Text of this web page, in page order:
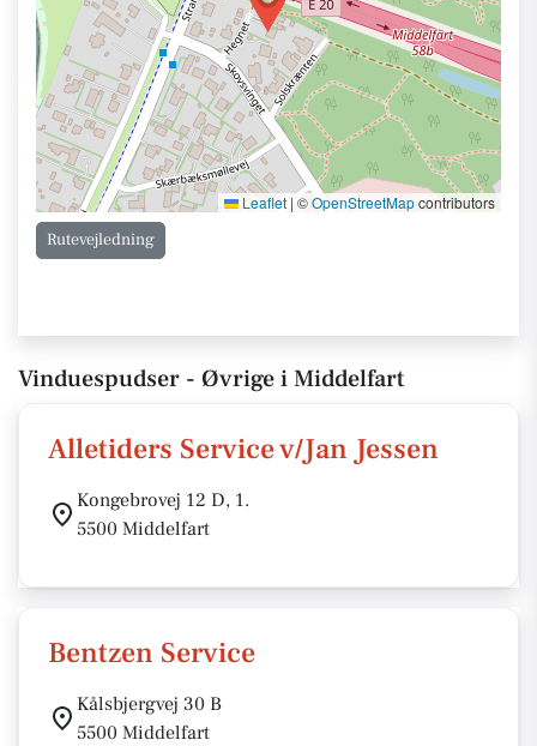
Leaflet | ©OpenStreetMapcontributors
Rutevejledning
Vinduespudser - Øvrige i Middelfart
Alletiders Service v/Jan Jessen
Kongebrovej 12 D, 1.
5500 Middelfart
Bentzen Service
Kålsbjergvej 30 B
5500 Middelfart